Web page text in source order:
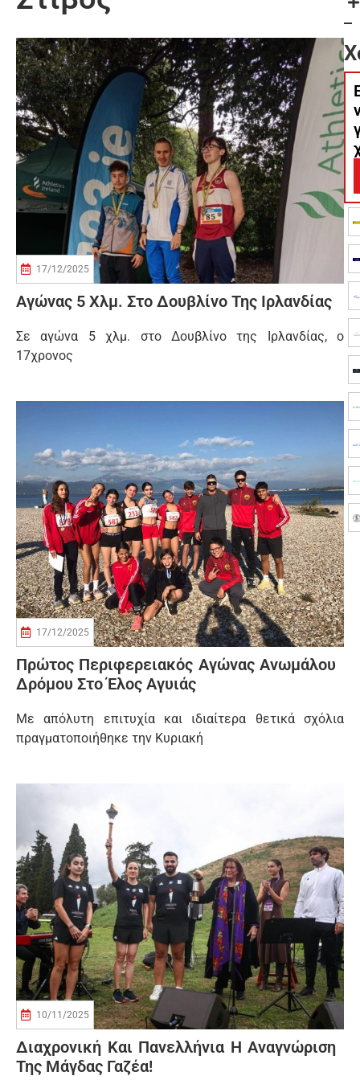
17/12/2025
Αγώνας 5 Χλμ. Στο Δουβλίνο Της Ιρλανδίας
Σε αγώνα 5 χλμ. στο Δουβλίνο της Ιρλανδίας, ο
17χρονος
17/12/2025
Πρώτος Περιφερειακός Αγώνας Ανωμάλου
Δρόμου Στο Έλος Αγυιάς
Με απόλυτη επιτυχία και ιδιαίτερα θετικά σχόλια
πραγματοποιήθηκε την Κυριακή
10/11/2025
Διαχρονική Και Πανελλήνια Η Αναγνώριση
Της Μάγδας Γαζέα!